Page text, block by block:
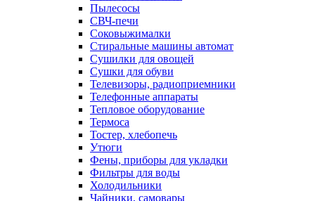
Пылесосы
СВЧ-печи
Соковыжималки
Стиральные машины автомат
Сушилки для овощей
Сушки для обуви
Телевизоры, радиоприемники
Телефонные аппараты
Тепловое оборудование
Термоса
Тостер, хлебопечь
Утюги
Фены, приборы для укладки
Фильтры для воды
Холодильники
Чайники, самовары